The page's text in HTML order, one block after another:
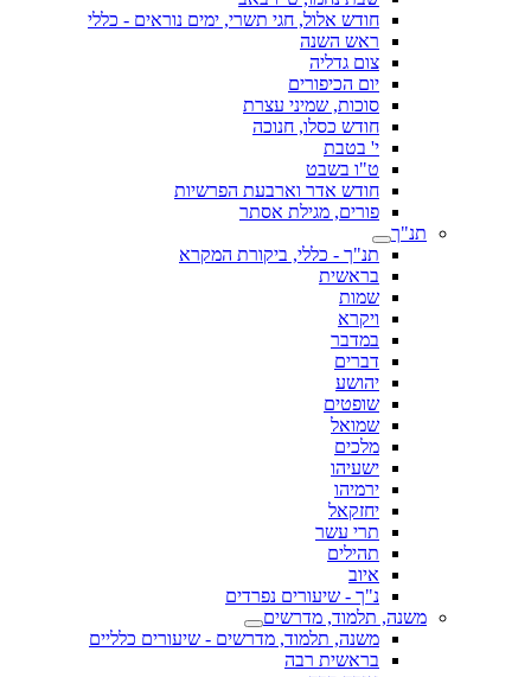
חודש אלול, חגי תשרי, ימים נוראים - כללי
ראש השנה
צום גדליה
יום הכיפורים
סוכות, שמיני עצרת
חודש כסלו, חנוכה
י' בטבת
ט"ו בשבט
חודש אדר וארבעת הפרשיות
פורים, מגילת אסתר
תנ"ך
תנ"ך - כללי, ביקורת המקרא
בראשית
שמות
ויקרא
במדבר
דברים
יהושע
שופטים
שמואל
מלכים
ישעיהו
ירמיהו
יחזקאל
תרי עשר
תהילים
איוב
נ"ך - שיעורים נפרדים
משנה, תלמוד, מדרשים
משנה, תלמוד, מדרשים - שיעורים כלליים
בראשית רבה